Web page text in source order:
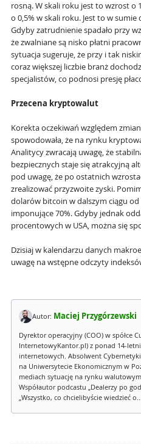
rosną. W skali roku jest to wzrost o
o 0,5% w skali roku. Jest to w
Gdyby zatrudnienie spadało przy
że zwalniane są nisko płatni
sytuacja sugeruje, że przy i tak
coraz większej liczbie branż
specjalistów, co podnosi presję
Przecena kryptowalut
Korekta oczekiwań względem
spowodowała, że na rynku
Analitycy zwracają uwagę, że
bezpiecznych staje się atrakcyjną
pod uwagę, że po ostatnich
zrealizować przyzwoite zyski.
dolarów bitcoin w dalszym ciągu
imponujące 70%. Gdyby jednak
procentowych w USA, można się
Dzisiaj w kalendarzu danych
uwagę na wstępne odczyty
Autor: Maciej Przygórzewski
Dyrektor operacyjny (COO) w spółce
InternetowyKantor.pl) z ponad 14-
internetowych. Absolwent
na Uniwersytecie Ekonomicznym w
mediach sytuację na rynku
Współautor podcastu „Dealerzy po
„Wszystko, co chcielibyście wiedzieć